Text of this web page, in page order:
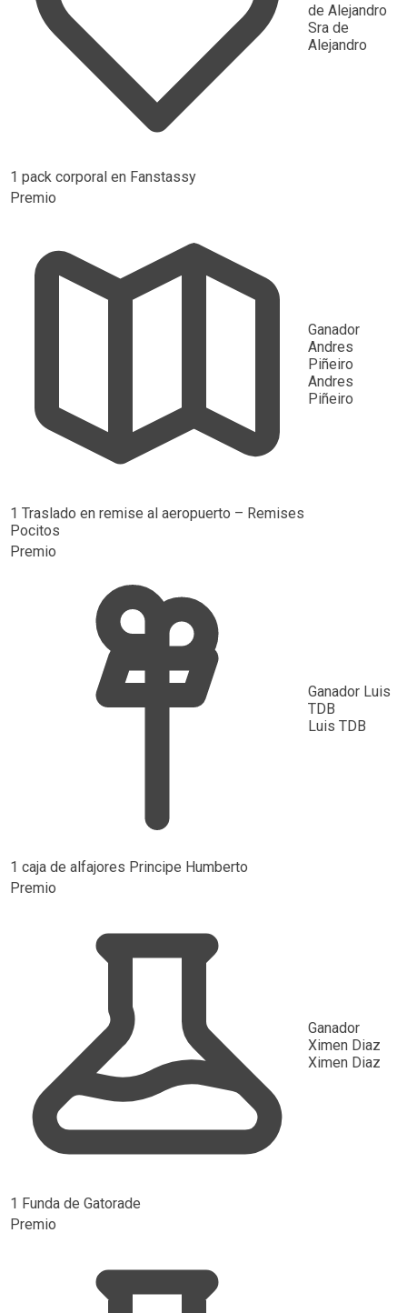
1 pack corporal en Fanstassy
de Alejandro
Sra de
Alejandro
Premio
1 Traslado en remise al aeropuerto – Remises
Pocitos
Ganador
Andres
Piñeiro
Andres
Piñeiro
Premio
1 caja de alfajores Principe Humberto
Ganador Luis
TDB
Luis TDB
Premio
1 Funda de Gatorade
Ganador
Ximen Diaz
Ximen Diaz
Premio